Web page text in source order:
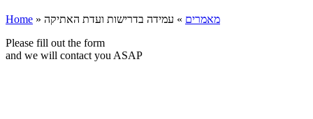
Home » מאמרים » עמידה בדרישות ועדת האתיקה
Please fill out the form
and we will contact you ASAP